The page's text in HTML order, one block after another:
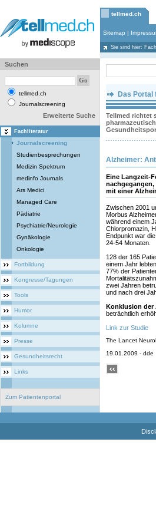
tellmed.ch
Sitemap |
Sie sind hier:
Suchen
tellmed.ch
Journalscreening
Erweiterte Suche
Fachliteratur
Journalscreening
Studienbesprechungen
Medizin Spektrum
medinfo Journals
Ars Medici
Managed Care
Pädiatrie
Psychiatrie/Neurologie
Gynäkologie
Onkologie
Fortbildung
Kongresse/Tagungen
Tools
Humor
Kolumne
Presse
Gesundheitsrecht
Links
Zum Patientenportal
Das Portal
Tellmed richtet
Alzheimer:
Eine Langzeit-
mit einer
Zwischen 2001
Morbus
während einem
Chlorpromazin,
Endpunkt war
24-54 Monaten.
128 der 165
einem Jahr
77% der
zwei Jahren
und nach drei
Konklusion der
beträchtlich
Link zur Studie
The Lancet
19.01.2009 - dde